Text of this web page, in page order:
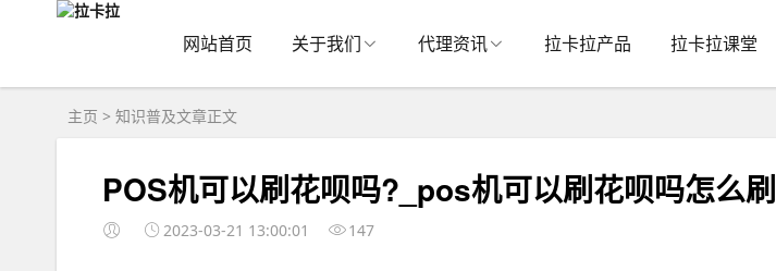
网站首页 关于我们 代理资讯 拉卡拉产品 拉卡拉课堂
主页 > 知识普及文章正文
POS机可以刷花呗吗?_pos机可以刷花呗吗怎么刷
2023-03-21 13:00:01 147